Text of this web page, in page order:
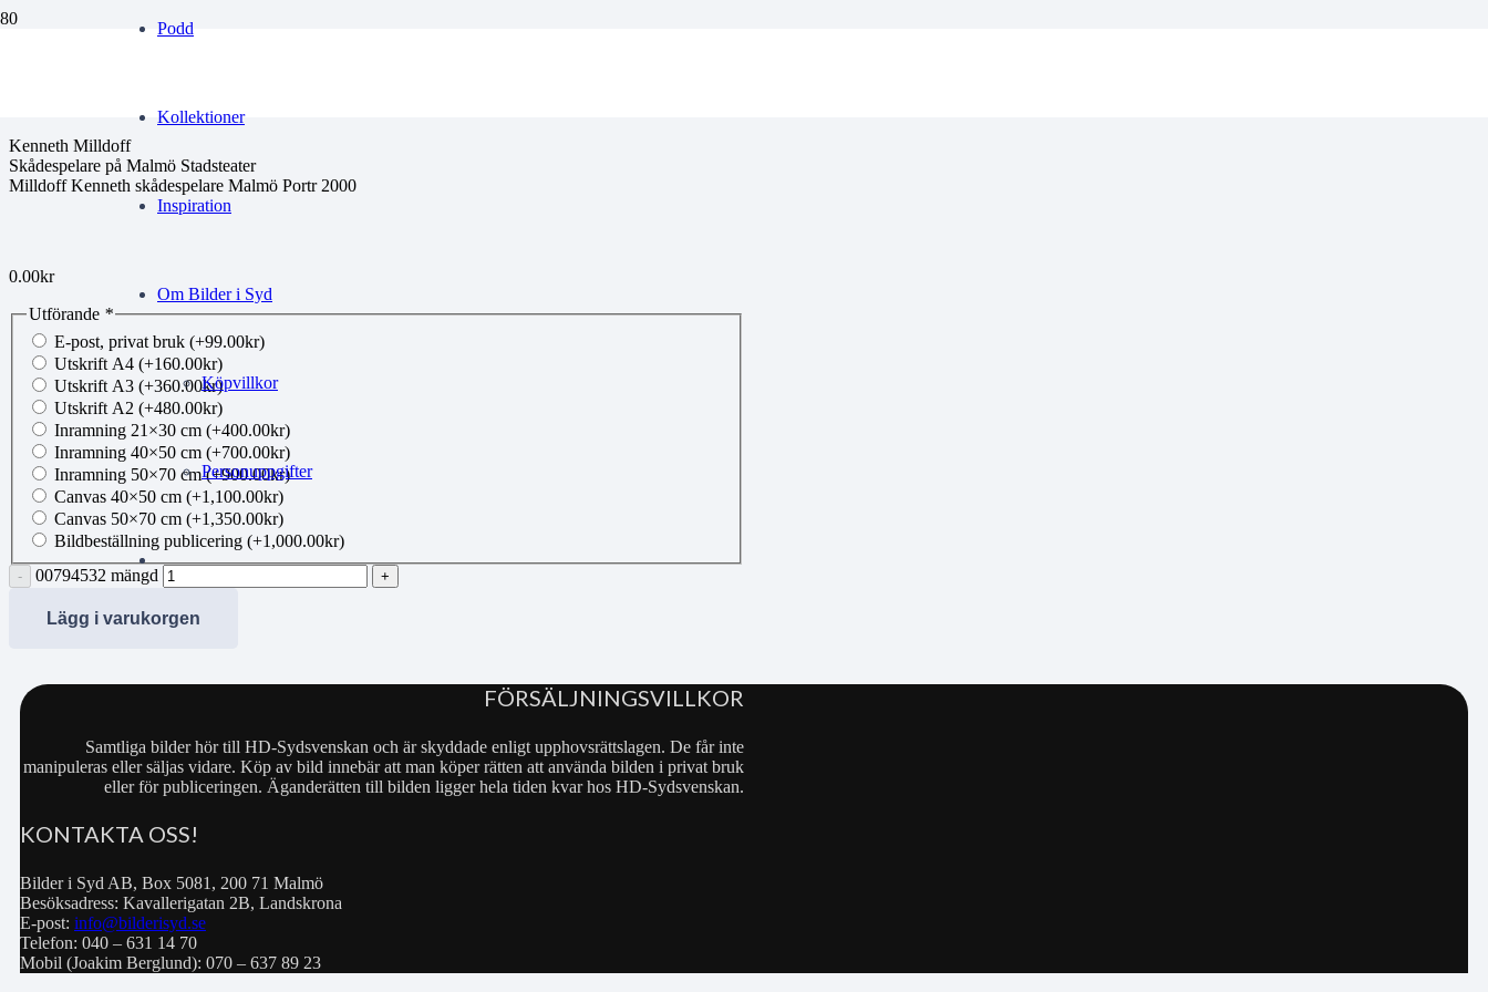
Podd
Kollektioner
Inspiration
Om Bilder i Syd
Köpvillkor
Personuppgifter
Kenneth Milldoff
Skådespelare på Malmö Stadsteater
Milldoff Kenneth skådespelare Malmö Portr 2000
0.00kr
Utförande *
E-post, privat bruk (+99.00kr)
Utskrift A4 (+160.00kr)
Utskrift A3 (+360.00kr)
Utskrift A2 (+480.00kr)
Inramning 21×30 cm (+400.00kr)
Inramning 40×50 cm (+700.00kr)
Inramning 50×70 cm(+900.00kr)
Canvas 40×50 cm (+1,100.00kr)
Canvas 50×70 cm (+1,350.00kr)
Bildbeställning publicering (+1,000.00kr)
00794532 mängd
Lägg i varukorgen
FÖRSÄLJNINGSVILLKOR
Samtliga bilder hör till HD-Sydsvenskan och är skyddade enligt upphovsrättslagen. De får inte
manipuleras eller säljas vidare. Köp av bild innebär att man köper rätten att använda bilden i privat bruk
eller för publiceringen. Äganderätten till bilden ligger hela tiden kvar hos HD-Sydsvenskan.
KONTAKTA OSS!
Bilder i Syd AB, Box 5081, 200 71 Malmö
Besöksadress: Kavallerigatan 2B, Landskrona
E-post: info@bilderisyd.se
Telefon: 040 – 631 14 70
Mobil (Joakim Berglund): 070 – 637 89 23